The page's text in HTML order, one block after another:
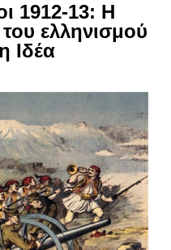
1912-13: Η
ελληνισμού
Ιδέα